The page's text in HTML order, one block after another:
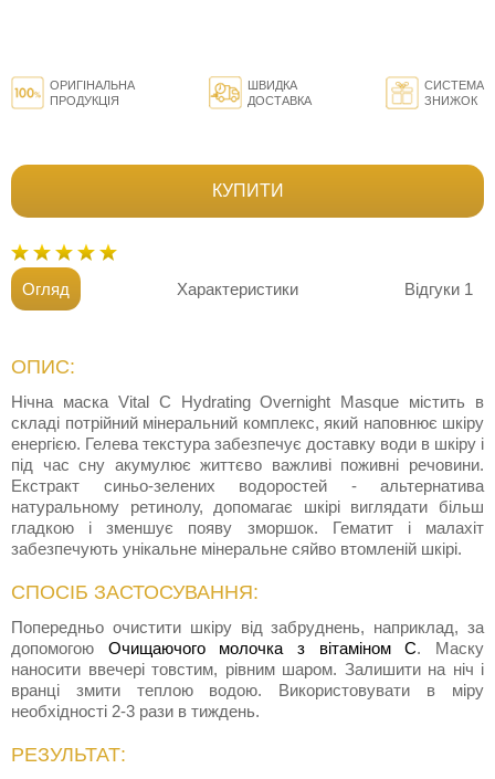
ОРИГІНАЛЬНА
ПРОДУКЦІЯ
ШВИДКА
ДОСТАВКА
СИСТЕМА
ЗНИЖОК
КУПИТИ
Огляд Характеристики Відгуки 1
ОПИС:
Нічна маска Vital C Hydrating Overnight Masque містить в
складі потрійний мінеральний комплекс, який наповнює шкіру
енергією. Гелева текстура забезпечує доставку води в шкіру і
під час сну акумулює життєво важливі поживні речовини.
Екстракт синьо-зелених водоростей - альтернатива
натуральному ретинолу, допомагає шкірі виглядати більш
гладкою і зменшує появу зморшок. Гематит і малахіт
забезпечують унікальне мінеральне сяйво втомленій шкірі.
СПОСІБ ЗАСТОСУВАННЯ:
Попередньо очистити шкіру від забруднень, наприклад, за
допомогою Очищаючого молочка з вітаміном С. Маску
наносити ввечері товстим, рівним шаром. Залишити на ніч і
вранці змити теплою водою. Використовувати в міру
необхідності 2-3 рази в тиждень.
РЕЗУЛЬТАТ: